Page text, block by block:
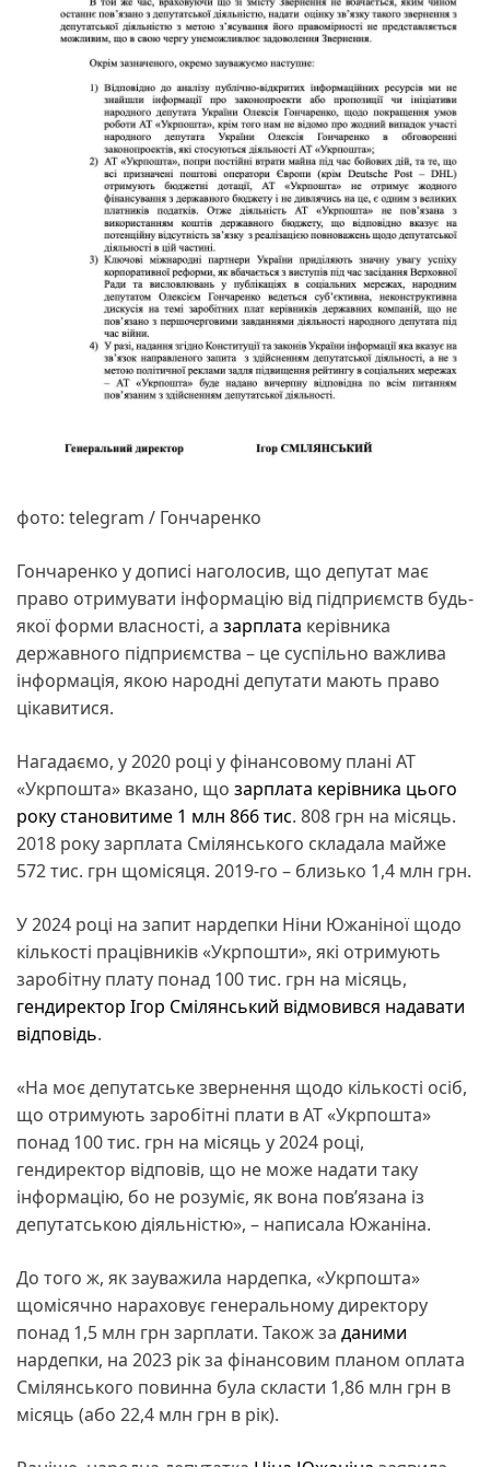
фото: telegram / Гончаренко
Гончаренко у дописі наголосив, що депутат має
право отримувати інформацію від підприємств будь-
якої форми власності, а зарплата керівника
державного підприємства – це суспільно важлива
інформація, якою народні депутати мають право
цікавитися.
Нагадаємо, у 2020 році у фінансовому плані АТ
«Укрпошта» вказано, що зарплата керівника цього
року становитиме 1 млн 866 тис. 808 грн на місяць.
2018 року зарплата Смілянського складала майже
572 тис. грн щомісяця. 2019-го – близько 1,4 млн грн.
У 2024 році на запит нардепки Ніни Южаніної щодо
кількості працівників «Укрпошти», які отримують
заробітну плату понад 100 тис. грн на місяць,
гендиректор Ігор Смілянський відмовився надавати
відповідь.
«На моє депутатське звернення щодо кількості осіб,
що отримують заробітні плати в АТ «Укрпошта»
понад 100 тис. грн на місяць у 2024 році,
гендиректор відповів, що не може надати таку
інформацію, бо не розуміє, як вона пов’язана із
депутатською діяльністю», – написала Южаніна.
До того ж, як зауважила нардепка, «Укрпошта»
щомісячно нараховує генеральному директору
понад 1,5 млн грн зарплати. Також за даними
нардепки, на 2023 рік за фінансовим планом оплата
Смілянського повинна була скласти 1,86 млн грн в
місяць (або 22,4 млн грн в рік).